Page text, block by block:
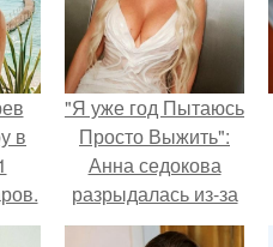
в
"Я уже год Пытаюсь
Просто Выжить":
Анна седокова
разрыдалась из-за
жесткой травли и